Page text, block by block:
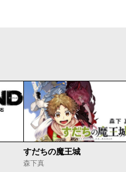
すだちの魔王城
森下真